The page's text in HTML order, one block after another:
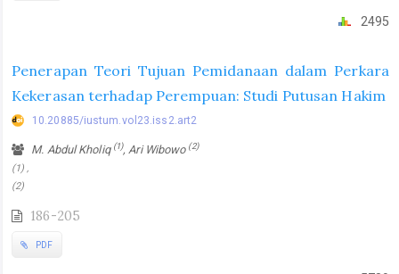
2495
Penerapan Teori Tujuan Pemidanaan dalam Perkara
Kekerasan terhadap Perempuan: Studi Putusan Hakim
10.20885/iustum.vol23.iss2.art2
M. Abdul Kholiq (1), Ari Wibowo (2)
(1) ,
(2)
186-205
PDF